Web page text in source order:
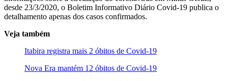
desde 23/3/2020, o Boletim Informativo Diário Covid-19 publica o
detalhamento apenas dos casos confirmados.
Veja também
Itabira registra mais 2 óbitos de Covid-19
Nova Era mantém 12 óbitos de Covid-19